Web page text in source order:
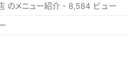
のメニュー紹介 - 8,584 ビュー